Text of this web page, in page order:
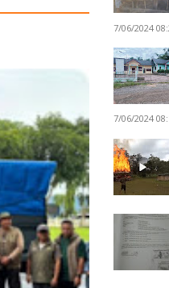
7/06/2024
7/06/2024